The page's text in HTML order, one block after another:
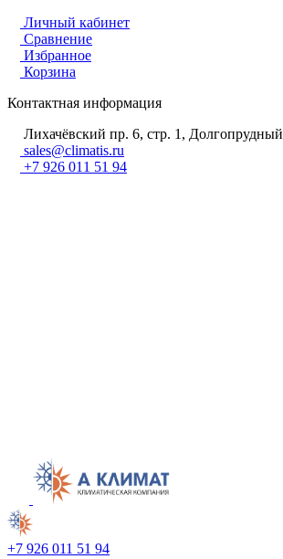
Личный кабинет
Сравнение
Избранное
Корзина
Контактная информация
Лихачёвский пр. 6, стр. 1, Долгопрудный
sales@climatis.ru
+7 926 011 51 94
+7 926 011 51 94